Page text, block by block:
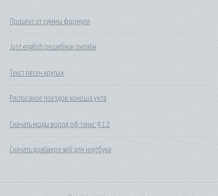
Процент от суммы формула
Just english решебник онлайн
Текст песен крутых
Расписание поездов коноша ухта
Скачать моды ворлд оф танкс 9 12
Скачать драйвера wifi для ноутбука